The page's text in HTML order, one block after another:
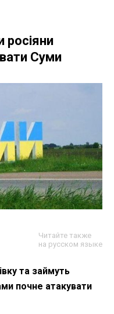
росіяни
Суми
Читайте также
на русском языке
та займуть
почне атакувати